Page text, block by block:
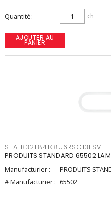
Quantité ch
AJOUTER AU
PANIER
STAFB32T841K8U6RSG13ESV
PRODUITS STANDARD 65502
Manufacturier :
PRODUITS
# Manufacturier : 65502